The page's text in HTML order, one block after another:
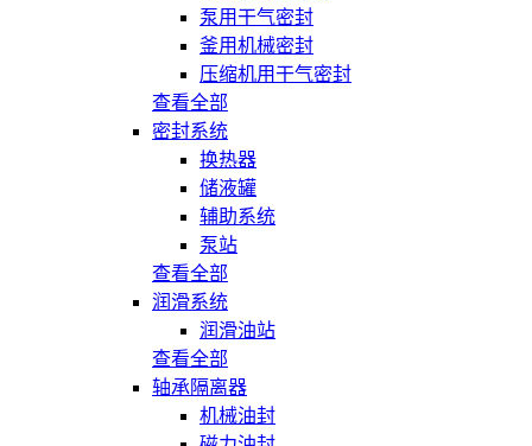
泵用干气密封
釜用机械密封
压缩机用干气密封
查看全部
密封系统
换热器
储液罐
辅助系统
泵站
查看全部
润滑系统
润滑油站
查看全部
轴承隔离器
机械油封